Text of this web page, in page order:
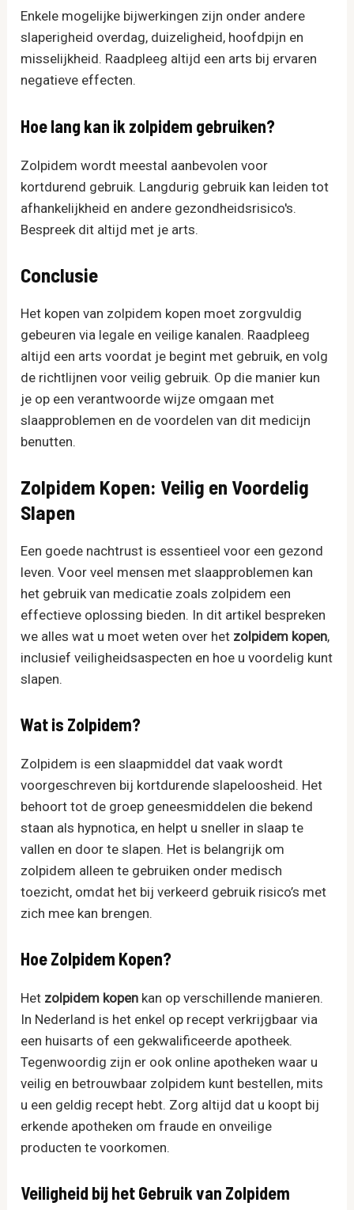
Enkele mogelijke bijwerkingen zijn onder andere
slaperigheid overdag, duizeligheid, hoofdpijn en
misselijkheid. Raadpleeg altijd een arts bij ervaren
negatieve effecten.
Hoe lang kan ik zolpidem gebruiken?
Zolpidem wordt meestal aanbevolen voor
kortdurend gebruik. Langdurig gebruik kan leiden tot
afhankelijkheid en andere gezondheidsrisico's.
Bespreek dit altijd met je arts.
Conclusie
Het kopen van zolpidem​ kopen moet zorgvuldig
gebeuren via legale en veilige kanalen. Raadpleeg
altijd een arts voordat je begint met gebruik, en volg
de richtlijnen voor veilig gebruik. Op die manier kun
je op een verantwoorde wijze omgaan met
slaapproblemen en de voordelen van dit medicijn
benutten.
Zolpidem Kopen: Veilig en Voordelig
Slapen
Een goede nachtrust is essentieel voor een gezond
leven. Voor veel mensen met slaapproblemen kan
het gebruik van medicatie zoals zolpidem een
effectieve oplossing bieden. In dit artikel bespreken
we alles wat u moet weten over het zolpidem​ kopen,
inclusief veiligheidsaspecten en hoe u voordelig kunt
slapen.
Wat is Zolpidem?
Zolpidem is een slaapmiddel dat vaak wordt
voorgeschreven bij kortdurende slapeloosheid. Het
behoort tot de groep geneesmiddelen die bekend
staan als hypnotica, en helpt u sneller in slaap te
vallen en door te slapen. Het is belangrijk om
zolpidem alleen te gebruiken onder medisch
toezicht, omdat het bij verkeerd gebruik risico’s met
zich mee kan brengen.
Hoe Zolpidem Kopen?
Het zolpidem​ kopen kan op verschillende manieren.
In Nederland is het enkel op recept verkrijgbaar via
een huisarts of een gekwalificeerde apotheek.
Tegenwoordig zijn er ook online apotheken waar u
veilig en betrouwbaar zolpidem kunt bestellen, mits
u een geldig recept hebt. Zorg altijd dat u koopt bij
erkende apotheken om fraude en onveilige
producten te voorkomen.
Veiligheid bij het Gebruik van Zolpidem